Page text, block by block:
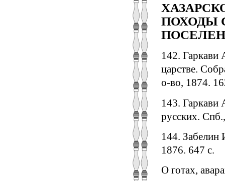
ПОХОДЫ
142. Гаркави
царстве.
о-во, 1874.
143. Гаркави
русских.
144.
1876. 647 с.
О готах,